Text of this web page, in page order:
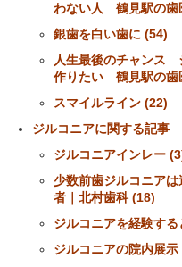
わない人 鶴見駅の歯
銀歯を白い歯に (54)
人生最後のチャンス
作りたい 鶴見駅の歯
スマイルライン (22)
ジルコニアに関する記事
ジルコニアインレー
少数前歯ジルコニア
者｜北村歯科 (18)
ジルコニアを経験す
ジルコニアの院内展示